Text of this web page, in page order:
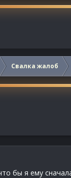
Свалка жалоб
бы я ему